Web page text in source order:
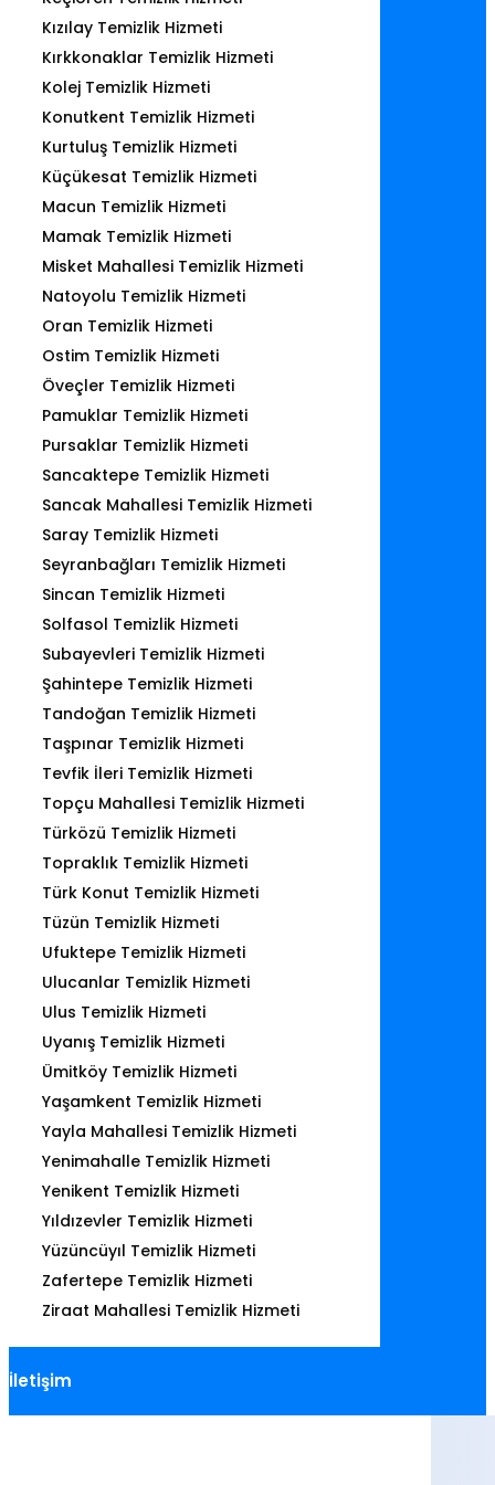
Kızılay Temizlik Hizmeti
Kırkkonaklar Temizlik Hizmeti
Kolej Temizlik Hizmeti
Konutkent Temizlik Hizmeti
Kurtuluş Temizlik Hizmeti
Küçükesat Temizlik Hizmeti
Macun Temizlik Hizmeti
Mamak Temizlik Hizmeti
Misket Mahallesi Temizlik Hizmeti
Natoyolu Temizlik Hizmeti
Oran Temizlik Hizmeti
Ostim Temizlik Hizmeti
Öveçler Temizlik Hizmeti
Pamuklar Temizlik Hizmeti
Pursaklar Temizlik Hizmeti
Sancaktepe Temizlik Hizmeti
Sancak Mahallesi Temizlik Hizmeti
Saray Temizlik Hizmeti
Seyranbağları Temizlik Hizmeti
Sincan Temizlik Hizmeti
Solfasol Temizlik Hizmeti
Subayevleri Temizlik Hizmeti
Şahintepe Temizlik Hizmeti
Tandoğan Temizlik Hizmeti
Taşpınar Temizlik Hizmeti
Tevfik İleri Temizlik Hizmeti
Topçu Mahallesi Temizlik Hizmeti
Türközü Temizlik Hizmeti
Topraklık Temizlik Hizmeti
Türk Konut Temizlik Hizmeti
Tüzün Temizlik Hizmeti
Ufuktepe Temizlik Hizmeti
Ulucanlar Temizlik Hizmeti
Ulus Temizlik Hizmeti
Uyanış Temizlik Hizmeti
Ümitköy Temizlik Hizmeti
Yaşamkent Temizlik Hizmeti
Yayla Mahallesi Temizlik Hizmeti
Yenimahalle Temizlik Hizmeti
Yenikent Temizlik Hizmeti
Yıldızevler Temizlik Hizmeti
Yüzüncüyıl Temizlik Hizmeti
Zafertepe Temizlik Hizmeti
Ziraat Mahallesi Temizlik Hizmeti
İletişim